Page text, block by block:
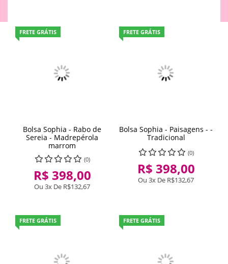
FRETE GRÁTIS
Bolsa Sophia - Rabo de
Sereia - Madrepérola
marrom
(0)
R$ 398,00
Ou 3x De R$132,67
FRETE GRÁTIS
Bolsa Sophia - Paisagens - -
Tradicional
(0)
R$ 398,00
Ou 3x De R$132,67
FRETE GRÁTIS FRETE GRÁTIS